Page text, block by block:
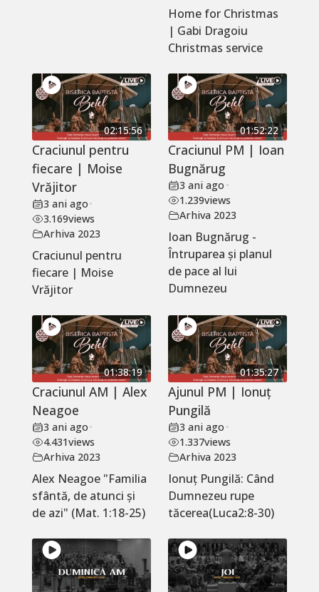
Home for Christmas
| Gabi Dragoiu
Christmas service
02:15:56
Craciunul pentru
fiecare | Moise
Vrăjitor
3 ani ago•
3.169views
Arhiva 2023
Craciunul pentru
fiecare | Moise
Vrăjitor
01:52:22
Craciunul PM | Ioan
Bugnărug
3 ani ago •
1.239views
Arhiva 2023
Ioan Bugnărug -
Întruparea și planul
de pace al lui
Dumnezeu
01:38:19
Craciunul AM | Alex
Neagoe
3 ani ago•
4.431views
Arhiva 2023
Alex Neagoe "Familia
sfântă, de atunci și
de azi" (Mat. 1:18-25)
01:35:27
Ajunul PM | Ionuț
Pungilă
3 ani ago •
1.337views
Arhiva 2023
Ionuț Pungilă: Când
Dumnezeu rupe
tăcerea(Luca2:8-30)